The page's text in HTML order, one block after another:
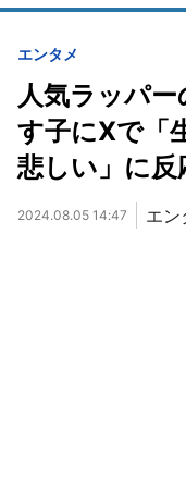
エンタメ
人気ラッパ
す子にXで「
悲しい」に
2024.08.05 14:47 エン